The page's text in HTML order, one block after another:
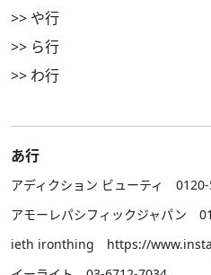
>> や行
>> ら行
>> わ行
あ行
アディクション ビューティ
アモーレパシフィックジャパン
ieth ironthing https://